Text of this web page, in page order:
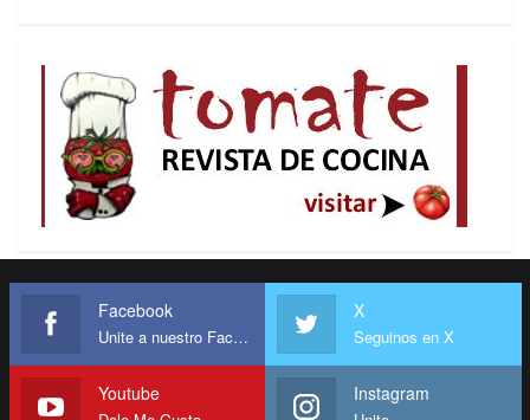
Facebook
Unite a nuestro Facebook
X
Seguinos en X
Youtube Instagram